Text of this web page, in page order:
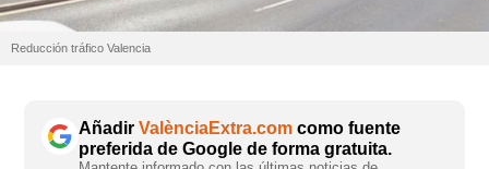
Reducción tráfico Valencia
Añadir ValènciaExtra.com como fuente
preferida de Google de forma gratuita.